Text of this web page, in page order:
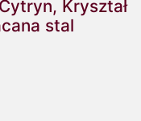
Kryształ
stal